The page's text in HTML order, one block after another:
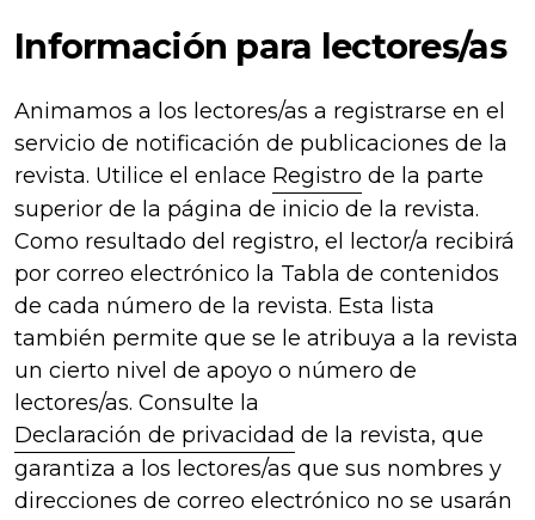
Información para lectores/as
Animamos a los lectores/as a registrarse en el
servicio de notificación de publicaciones de la
revista. Utilice el enlace Registro de la parte
superior de la página de inicio de la revista.
Como resultado del registro, el lector/a recibirá
por correo electrónico la Tabla de contenidos
de cada número de la revista. Esta lista
también permite que se le atribuya a la revista
un cierto nivel de apoyo o número de
lectores/as. Consulte la
Declaración de privacidad de la revista, que
garantiza a los lectores/as que sus nombres y
direcciones de correo electrónico no se usarán